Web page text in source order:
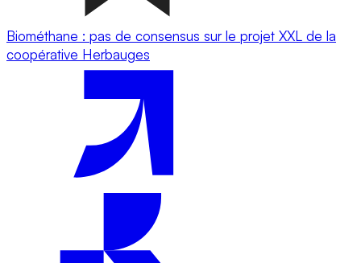
Biométhane : pas de consensus sur le projet XXL de la
coopérative Herbauges